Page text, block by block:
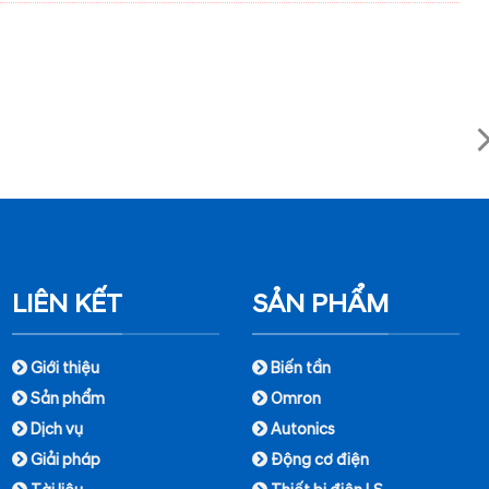
LIÊN KẾT
Giới thiệu
Sản phẩm
Dịch vụ
Giải pháp
SẢN PHẨM
Biến tần
Omron
Autonics
Động cơ điện